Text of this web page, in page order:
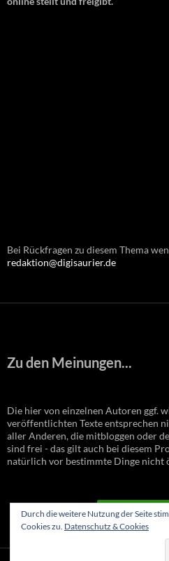
Bei Rückfragen zu diesem Thema
redaktion@digisaurier.de
Zu den Meinungen...
Die hier von einzelnen Autoren ggf.
veröffentlichten Texte entsprechen
aller Anderen, die mitbloggen oder
sind frei - das gilt auch bei diesem
natürlich vor bestimmte Dinge nicht
VERTRAG
Durch die weitere Nutzung der Seite
Cookies zu. Datenschutz & Cookies